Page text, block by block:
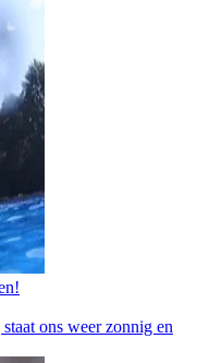
ons weer zonnig en